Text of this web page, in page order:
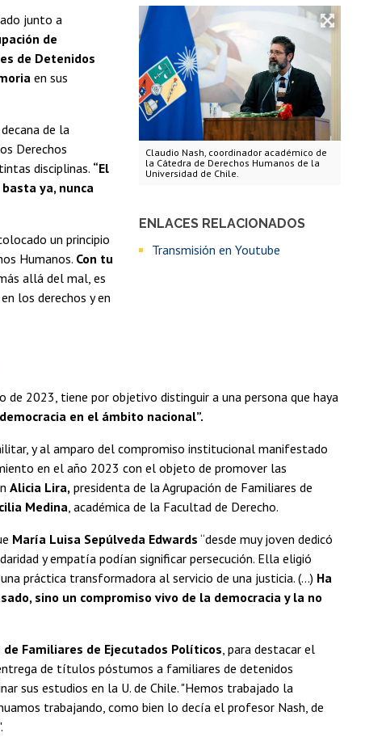
Claudio Nash, coordinador académico de
la Cátedra de Derechos Humanos de la
Universidad de Chile.
ENLACES RELACIONADOS
Transmisión en Youtube
junto a
de
de Detenidos
en sus
, decana de la
Derechos
disciplinas. “El
ya, nunca
un principio
Humanos. Con tu
allá del mal, es
los derechos y en
de 2023, tiene por objetivo distinguir a una persona que haya
en el ámbito nacional”.
y al amparo del compromiso institucional manifestado
en el año 2023 con el objeto de promover las
Alicia Lira, presidenta de la Agrupación de Familiares de
Medina , académica de la Facultad de Derecho.
María Luisa Sepúlveda Edwards “desde muy joven dedicó
y empatía podían significar persecución. Ella eligió
práctica transformadora al servicio de una justicia. (...) Ha
sino un compromiso vivo de la democracia y la no
de Familiares de Ejecutados Políticos , para destacar el
de títulos póstumos a familiares de detenidos
sus estudios en la U. de Chile. "Hemos trabajado la
trabajando, como bien lo decía el profesor Nash, de